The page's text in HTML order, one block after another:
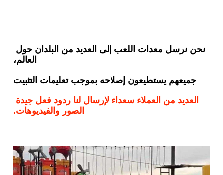
العالم،
جميعهم يستطيعون إصلاحه بموجب تعليمات التثبيت
الصور والفيديوهات.